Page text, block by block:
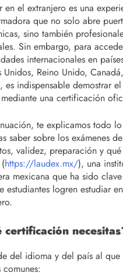
en el extranjero es una
que no solo abre
sino también
Sin embargo, para
internacionales en
Unidos, Reino Unido,
es indispensable demostrar
una certificación
te explicamos todo
saber sobre los exámenes
validez, preparación y
(https://laudex.mx/), una
mexicana que ha sido
estudiantes logren estudiar
certificación
del idioma y del país al
comunes: